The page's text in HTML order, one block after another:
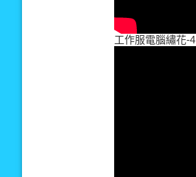
工作服電腦繡花-4